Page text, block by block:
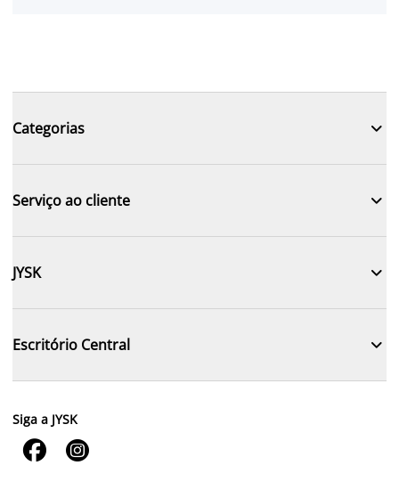
Categorias 
Serviço ao cliente 
JYSK 
Escritório Central 
Siga a JYSK
 